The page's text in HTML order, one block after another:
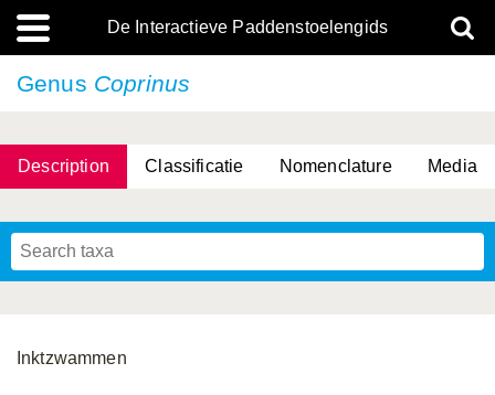
De Interactieve Paddenstoelengids
Genus Coprinus
Description Classificatie Nomenclature Media
Inktzwammen